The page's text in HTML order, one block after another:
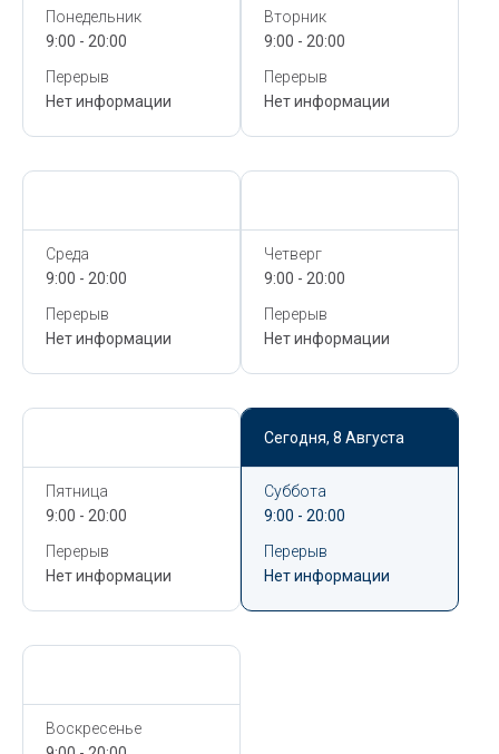
Понедельник
9:00 - 20:00
Перерыв
Нет информации
Вторник
9:00 - 20:00
Перерыв
Нет информации
Среда
9:00 - 20:00
Перерыв
Нет информации
Четверг
9:00 - 20:00
Перерыв
Нет информации
Пятница
9:00 - 20:00
Перерыв
Нет информации
Сегодня, 8 Августа
Суббота
9:00 - 20:00
Перерыв
Нет информации
Воскресенье